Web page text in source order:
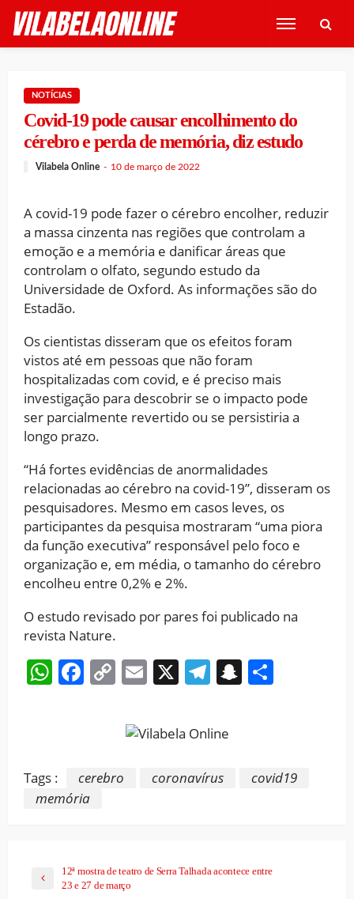
NOTÍCIAS
Covid-19 pode causar encolhimento do
cérebro e perda de memória, diz estudo
Vilabela Online 10 de março de 2022
A covid-19 pode fazer o cérebro encolher, reduzir
a massa cinzenta nas regiões que controlam a
emoção e a memória e danificar áreas que
controlam o olfato, segundo estudo da
Universidade de Oxford. As informações são do
Estadão.
Os cientistas disseram que os efeitos foram
vistos até em pessoas que não foram
hospitalizadas com covid, e é preciso mais
investigação para descobrir se o impacto pode
ser parcialmente revertido ou se persistiria a
longo prazo.
“Há fortes evidências de anormalidades
relacionadas ao cérebro na covid-19”, disseram os
pesquisadores. Mesmo em casos leves, os
participantes da pesquisa mostraram “uma piora
da função executiva” responsável pelo foco e
organização e, em média, o tamanho do cérebro
encolheu entre 0,2% e 2%.
O estudo revisado por pares foi publicado na
revista Nature.
WhatsApp
Facebook
CopyEmail
X Telegram
Snapchat
Tags : cerebro coronavírus
covid19
memória
12ª mostra de teatro de Serra Talhada acontece entre
23 e 27 de março